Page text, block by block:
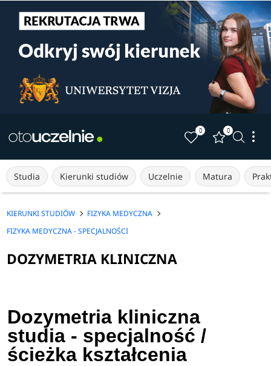
0 0
Studia Kierunki studiów Uczelnie Matura
KIERUNKI STUDIÓW
FIZYKA MEDYCZNA
FIZYKA MEDYCZNA - SPECJALNOŚCI
DOZYMETRIA KLINICZNA
Dozymetria kliniczna
studia - specjalność /
ścieżka kształcenia